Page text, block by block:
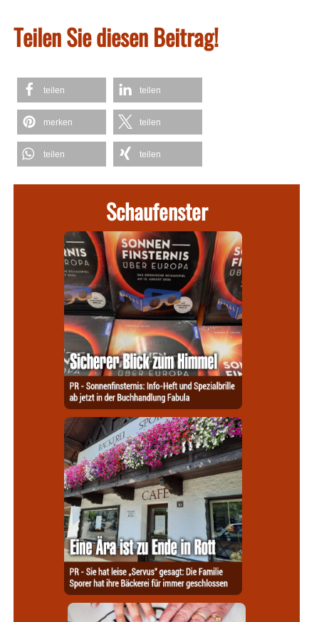
Teilen Sie diesen Beitrag!
teilen teilen
merken teilen
teilen teilen
Schaufenster